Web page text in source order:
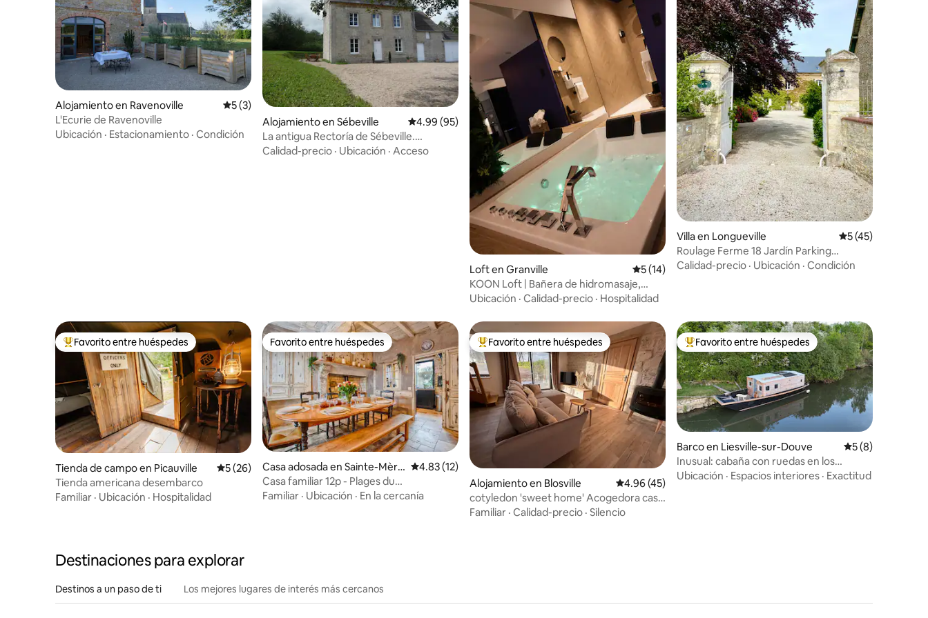
Alojamiento en Ravenoville Calificación promedio: 5 de 5, 3 reseñas
5 (3)
L'Ecurie de Ravenoville
Ubicación · Estacionamiento · Condición
Alojamiento en Sébeville Calificación promedio: 4.99 de 5, 95 reseñas
4.99 (95)
La antigua Rectoría de Sébeville.
Amueblado T 3 espigas
Calidad-precio · Ubicación · Acceso
Loft en Granville Calificación promedio: 5 de 5, 14 reseñas
5 (14)
KOON Loft | Bañera de hidromasaje,
sauna y escapada
Ubicación · Calidad-precio · Hospitalidad
Villa en Longueville Calificación
5 (45)
Roulage Ferme 18 Jardín Parking
Normandía Playa
Calidad-precio · Ubicación · Condición
Favorito entre huéspedes preferido
Favorito entre huéspedes
Tienda de campo en Picauville Calificación promedio: 5 de 5, 26 reseñas
5 (26)
Tienda americana desembarco
Familiar · Ubicación · Hospitalidad
Favorito entre huéspedes
Favorito entre huéspedes
Casa adosada en Sainte-Mère
-Église
Calificación promedio: 4.83 de 5, 12 reseñas
4.83 (12)
Casa familiar 12p - Plages du
Débarquement
Familiar · Ubicación · En la cercanía
Favorito entre huéspedes preferido
Favorito entre huéspedes
Alojamiento en Blosville Calificación promedio: 4.96 de 5, 45 reseñas
4.96 (45)
cotyledon 'sweet home' Acogedora casa
rural en Cotentin
Familiar · Calidad-precio · Silencio
Favorito entre huéspedes preferido
Favorito entre huéspedes
Barco en Liesville-sur-Douve Calificación
5 (8)
Inusual: cabaña con ruedas en los
pantanos de Normandía
Ubicación · Espacios interiores · Exactitud
Destinaciones para explorar
Destinos a un paso de ti Los mejores lugares de interés más cercanos